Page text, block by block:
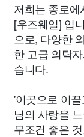
저희는 종로
[우즈웨일] 입
으로, 다양한
한 고급 의탁
습니다.
'이곳으로 이
님의 사랑을
무조건 좋은